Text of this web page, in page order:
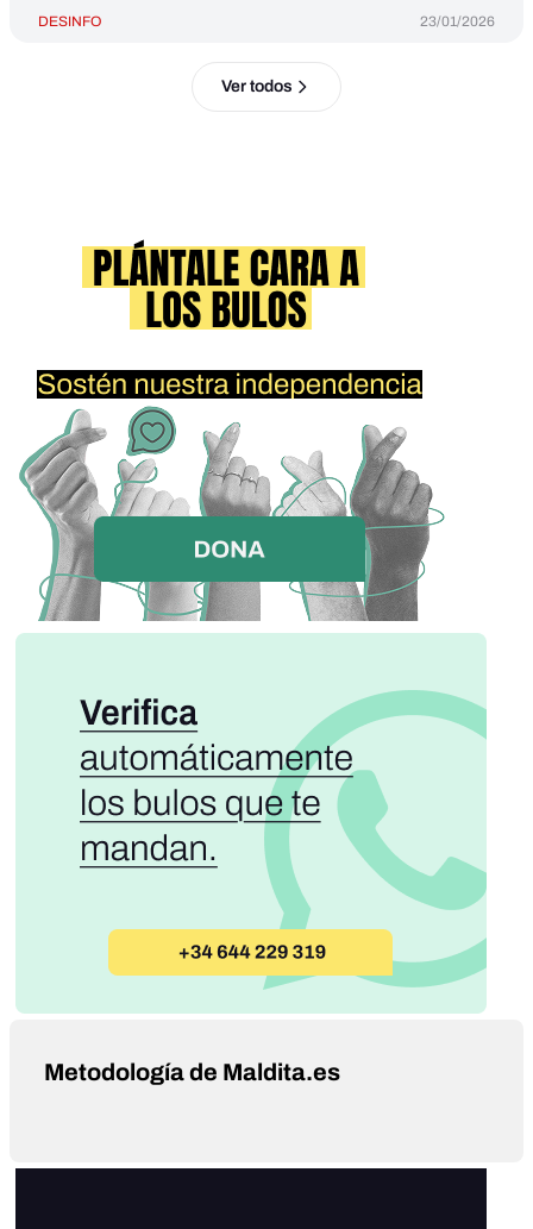
DESINFO 23/01/2026
Ver todos
Metodología de Maldita.es